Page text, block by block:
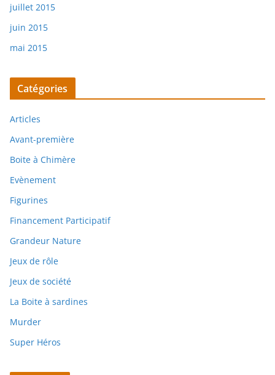
juillet 2015
juin 2015
mai 2015
Catégories
Articles
Avant-première
Boite à Chimère
Evènement
Figurines
Financement Participatif
Grandeur Nature
Jeux de rôle
Jeux de société
La Boite à sardines
Murder
Super Héros